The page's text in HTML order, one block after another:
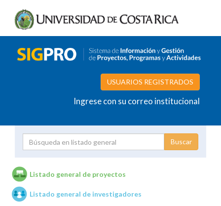
USUARIOS REGISTRADOS
Ingrese con su correo institucional
Unidades de investigación
Listado general de proyectos
Listado general de investigadores